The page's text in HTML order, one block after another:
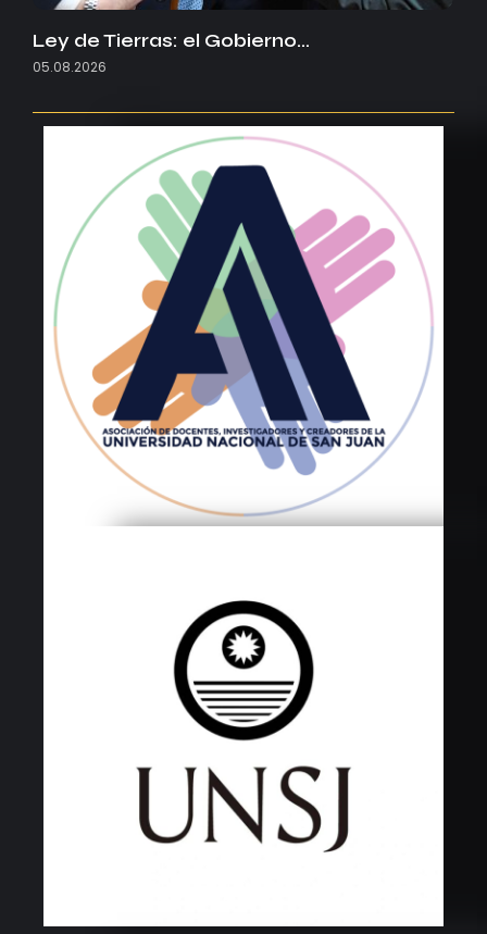
Ley de Tierras: el Gobierno…
05.08.2026